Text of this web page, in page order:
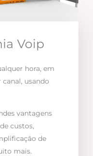
Voip
hora, em
usando
vantagens
custos,
de
mais.